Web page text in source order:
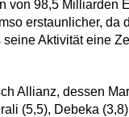
von 98,5 Milliarden
erstaunlicher, da
Aktivität eine
Allianz, dessen
(5,5), Debeka